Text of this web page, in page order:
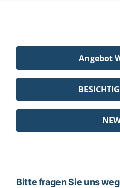
Angebot
Bitte fragen Sie uns